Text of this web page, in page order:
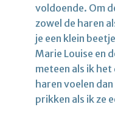
voldoende. Om
zowel de haren
je een klein
Marie Louise en
meteen als ik
haren voelen
prikken als ik ze